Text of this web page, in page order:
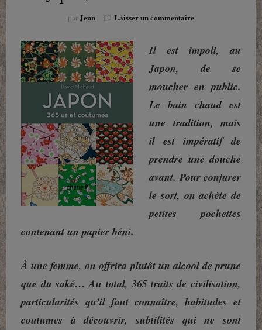
parJenn Laisser un commentairesur
Us
coutumes
Il est impoli, au
Japon, de se
moucher en public.
Le bain chaud est
une tradition, mais
il est impératif de
prendre une douche
avant. Pour conjurer
le sort, on achète de
petites pochettes
contenant un papier béni.
À une femme, on offrira plutôt un alcool de prune
que du saké… Au total, 365 traits de civilisation,
particularités qu’il faut connaître, habitudes et
coutumes à découvrir, subtilités qui ne sont